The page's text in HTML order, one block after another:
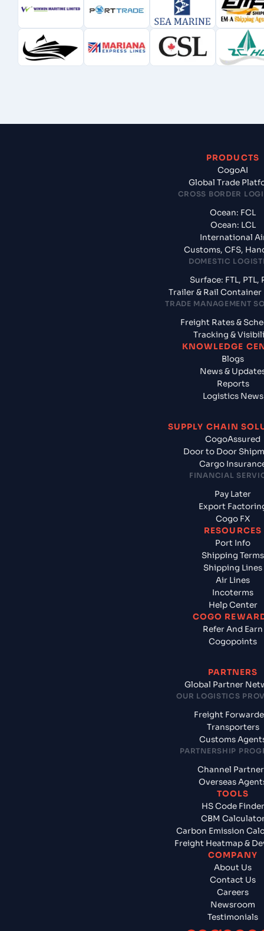
PRODUCTS
CogoAI
Global Trade
CROSS BORDER
Ocean: FCL
Ocean: LCL
International
Customs, CFS,
DOMESTIC
Surface: FTL, PTL,
Trailer & Rail Container
TRADE MANAGEMENT
Freight Rates &
Tracking &
KNOWLEDGE
Blogs
News &
Reports
Logistics News
SUPPLY CHAIN
CogoAssured
Door to Door
Cargo
FINANCIAL
Pay Later
Export
Cogo FX
RESOURCES
Port Info
Shipping Terms
Shipping Lines
Air Lines
Incoterms
Help Center
COGO
Refer And Earn
Cogopoints
PARTNERS
Global Partner
OUR LOGISTICS
Freight
Transporters
Customs
PARTNERSHIP
Channel
Overseas
TOOLS
HS Code Finder
CBM
Carbon Emission
Freight Heatmap &
COMPANY
About Us
Contact Us
Careers
Newsroom
Testimonials